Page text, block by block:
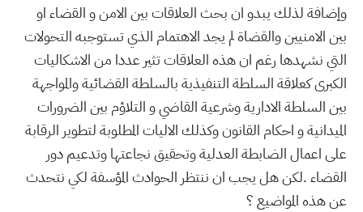
وإضافة لذلك يبدو ان بحث العلاقات بين الامن و القضاء او
بين الامنيين والقضاة لم يجد الاهتمام الذي تستوجبه التحولات
التي نشهدها رغم ان هذه العلاقات تثير عددا من الاشكاليات
الكبرى كعلاقة السلطة التنفيذية بالسلطة القضائية والمواجهة
بين السلطة الادارية وشرعية القاضي و التلاؤم بين الضرورات
الميدانية و احكام القانون وكذلك الاليات المطلوبة لتطوير الرقابة
على اعمال الضابطة العدلية وتحقيق نجاعتها وتدعيم دور
القضاء .لكن هل يجب ان ننتظر الحوادث المؤسفة لكي نتحدث
عن هذه المواضيع ؟